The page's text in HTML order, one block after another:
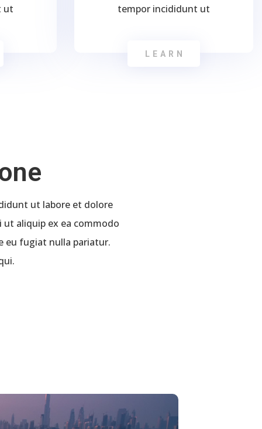
ut
tempor incididunt ut
LEARN
ut labore et dolore
aliquip ex ea commodo
eu fugiat nulla pariatur.